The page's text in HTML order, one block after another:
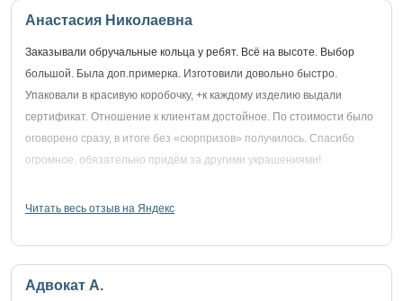
Анастасия Николаевна
Заказывали обручальные кольца у ребят. Всё на высоте. Выбор
большой. Была доп.примерка. Изготовили довольно быстро.
Упаковали в красивую коробочку, +к каждому изделию выдали
сертификат. Отношение к клиентам достойное. По стоимости было
оговорено сразу, в итоге без «сюрпризов» получилось. Спасибо
огромное, обязательно придём за другими украшениями!
Читать весь отзыв на Яндекс
Адвокат А.